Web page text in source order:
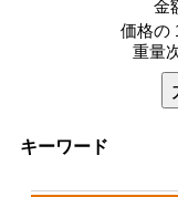
金
価格の
重量
キーワード